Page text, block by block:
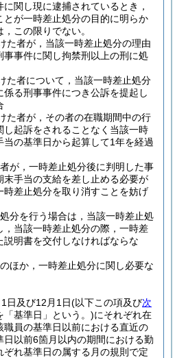
関し現に逮捕されているとき，
とが一時差止処分の目的に明らか
この限りでない。
た者が，当該一時差止処分の理由
事事件に関し拘禁刑以上の刑に処
た者について，当該一時差止処分
る刑事事件につき公訴を提起し
た者が，その者の在職期間中の行
し起訴をされることなく当該一時
当の基準日から起算して1年を経過
が，一時差止処分後に判明した事
手当の支給を差し止める必要が
時差止処分を取り消すことを妨げ
分を行う場合は，当該一時差止処
当該一時差止処分の際，一時差
説明書を交付しなければならな
ほか，一時差止処分に関し必要な
日及び12月1日(以下この項及び次
「基準日」という。)にそれぞれ在
員の基準日以前における直近の
日以前6箇月以内の期間における勤
れ基準日の属する月の規則で定